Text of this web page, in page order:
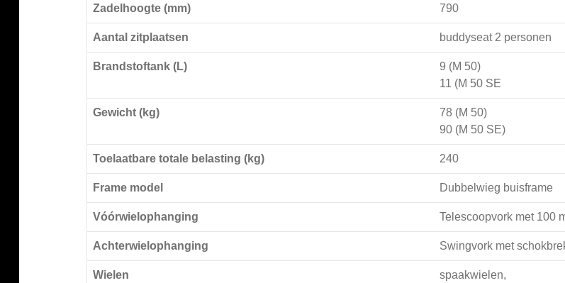
Zadelhoogte (mm) 790
Aantal zitplaatsen buddyseat 2 personen
Brandstoftank (L)
9 (M 50)
11 (M 50 SE
Gewicht (kg)
78 (M 50)
90 (M 50 SE)
Toelaatbare totale belasting (kg) 240
Frame model Dubbelwieg buisframe
Vóórwielophanging Telescoopvork met 100
Achterwielophanging Swingvork met
Wielen
spaakwielen,